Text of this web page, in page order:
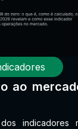
ao
indicadores